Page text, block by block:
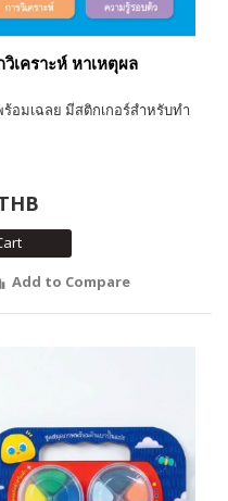
คราะห์ หาเหตุผล
อมเฉลย มีสติกเกอร์สำหรับทำ
Add to Compare